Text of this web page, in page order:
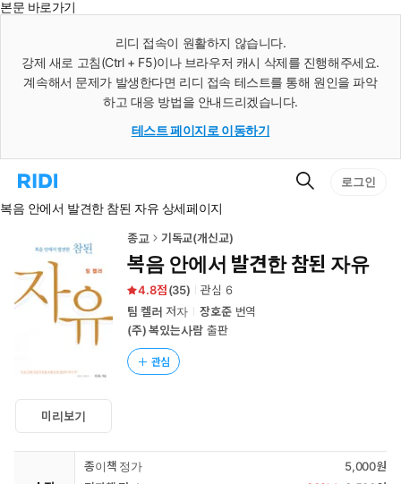
본문 바로가기
리디 접속이 원활하지 않습니다.
강제 새로 고침(Ctrl + F5)이나 브라우저 캐시 삭제를 진행해주세요.
계속해서 문제가 발생한다면 리디 접속 테스트를 통해 원인을 파악
하고 대응 방법을 안내드리겠습니다.
테스트 페이지로 이동하기
리
홈
검
로그인
복음 안에서 발견한 참된 자유 상세페이지
미리보기
종교 기독교(개신교)
복음 안에서 발견한 참된 자유
4.8 (35) 관심 6
팀 켈러 저자 장호준번역
(주) 복있는사람출판
관심
종이책 정가
5,000원